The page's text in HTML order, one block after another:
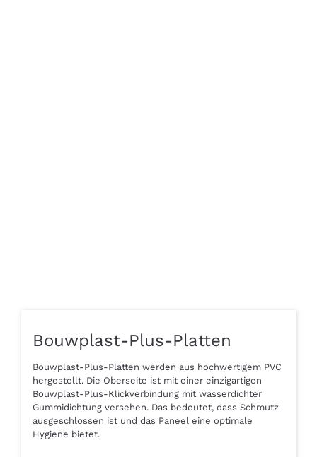
Bouwplast-Plus-Platten
Bouwplast-Plus-Platten werden aus hochwertigem PVC
hergestellt. Die Oberseite ist mit einer einzigartigen
Bouwplast-Plus-Klickverbindung mit wasserdichter
Gummidichtung versehen. Das bedeutet, dass Schmutz
ausgeschlossen ist und das Paneel eine optimale
Hygiene bietet.